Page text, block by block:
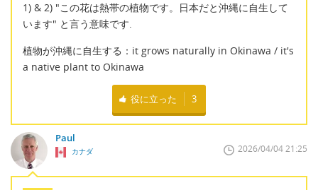
1) & 2) "この花は熱帯の植物です。日本だと沖縄に自生して
います" と言う意味です.
植物が沖縄に自生する：it grows naturally in Okinawa / it's
a native plant to Okinawa
役に立った 3
Paul
カナダ 2026/04/04 21:25